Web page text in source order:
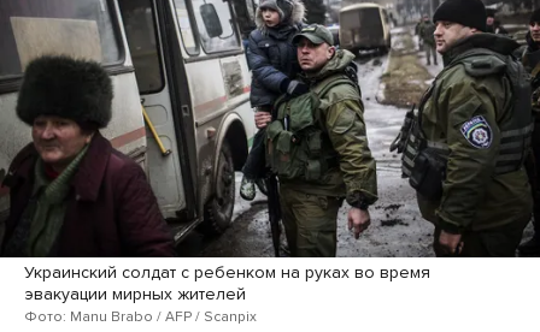
Украинский солдат с ребенком на руках во время
эвакуации мирных жителей
Фото: Manu Brabo / AFP / Scanpix